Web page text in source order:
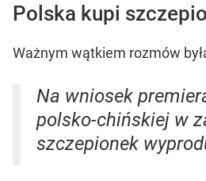
Polska kupi
Ważnym wątkiem rozmów
Na wniosek
polsko-chińskiej w
szczepionek